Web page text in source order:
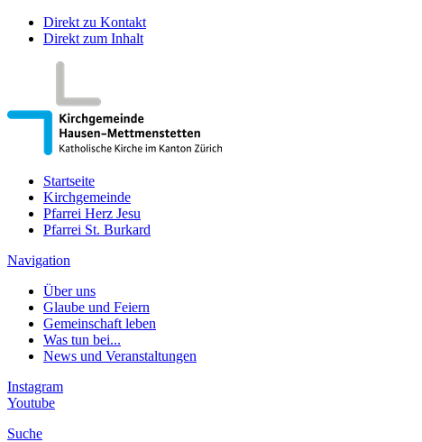
Direkt zu Kontakt
Direkt zum Inhalt
Startseite
Kirchgemeinde
Pfarrei Herz Jesu
Pfarrei St. Burkard
Navigation
Über uns
Glaube und Feiern
Gemeinschaft leben
Was tun bei...
News und Veranstaltungen
Instagram
Youtube
Suche